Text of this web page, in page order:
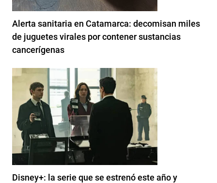
Alerta sanitaria en Catamarca: decomisan miles
de juguetes virales por contener sustancias
cancerígenas
Disney+: la serie que se estrenó este año y